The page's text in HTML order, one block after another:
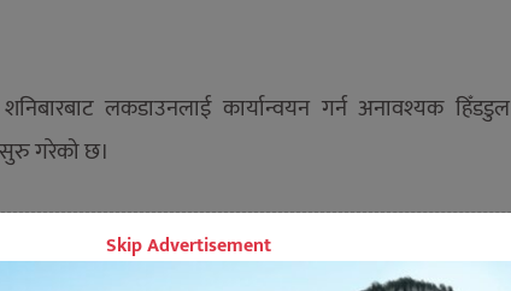
लकडाउनलाई कार्यान्वयन गर्न अनावश्यक हिँडडुल
सुरु गरेको छ।
Skip Advertisement